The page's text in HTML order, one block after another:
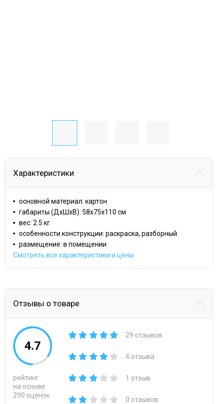
Характеристики
основной материал: картон
габариты (ДхШхВ): 58x75x110 cм
вес: 2.5 кг
особенности конструкции: раскраска, разборный
размещение: в помещении
Смотреть все характеристики и цены
Отзывы о товаре
4.7
рейтинг
на основе
290 оценок
29 отзывов
4 отзыва
1 отзыв
0 отзывов